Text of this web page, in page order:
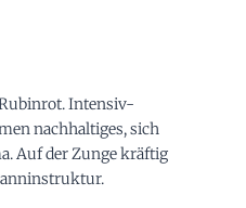
Intensiv-
nachhaltiges, sich
Auf der Zunge kräftig